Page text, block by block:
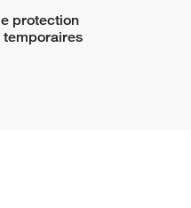
protection
temporaires